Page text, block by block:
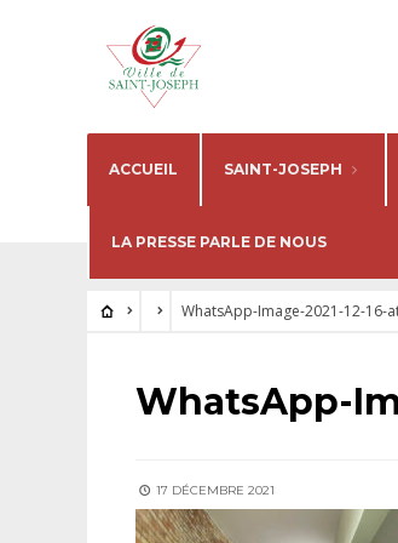
ACCUEIL SAINT-JOSEPH
LA PRESSE PARLE DE NOUS
WhatsApp-Image-2021-12-16-
WhatsApp-
17 DÉCEMBRE 2021